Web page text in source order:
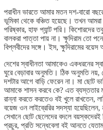
পরাধীন ভারতে আমার মতন দশ-বারো
ভূমিকা থেকে বঞ্চিত হয়েছে। তখন আমরা
পরিষ্কার, হাফ প্যান্ট পরি। কিশোরদের
বালকরা পাত্তা পায় না। ক্ষুদিরাম তো
বিপ্লবীদের সঙ্গে। ইস, ক্ষুদিরামের
দেশের স্বাধীনতা আমাকেও একধরনের
ঘুরে বেড়াবার অনুমতি। ঠিক অনুমতি নয়,
দশটার আগে বাড়ি ফেরেন না। মা ছোট
আমাকে শাসন করবে কে? এত ব্যস্ততার
রান্না করতে করতেও বই খুলে রাখতেন,
বয়েজ ওন লাইব্রেরির সদস্যা
সেখানে ছোট ছেলেদের বদলে
প্রচুর, প্রতি সন্ধেবেলা বই আনতে